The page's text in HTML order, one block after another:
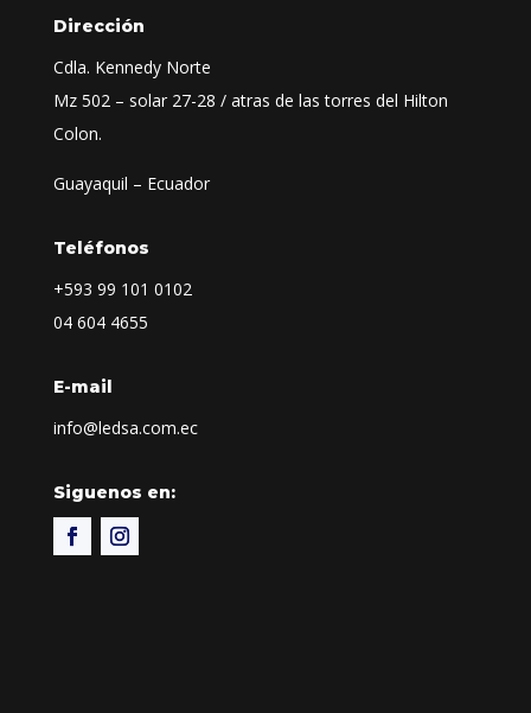
Dirección
Cdla. Kennedy Norte
Mz 502 – solar 27-28 / atras de las torres del Hilton
Colon.
Guayaquil – Ecuador
Teléfonos
+593 99 101 0102
04 604 4655
E-mail
info@ledsa.com.ec
Siguenos en: